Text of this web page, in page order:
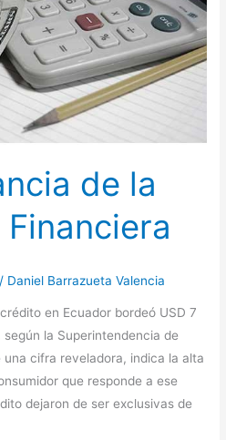
de la
/ Daniel Barrazueta Valencia
en Ecuador bordeó USD 7
la Superintendencia de
una cifra reveladora, indica la alta
que responde a ese
dejaron de ser exclusivas de